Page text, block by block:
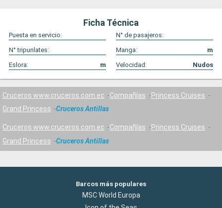
Ficha Técnica
Puesta en servicio:
N° de pasajeros:
N° tripunlates:
Manga:
m
Eslora:
m Velocidad: Nudos
Cruceros www.cruceros.com.ec Compañías
Princess Cruises
Grand Princess
Cruceros Antillas
Cruceros www.cruceros.com.ec Compañías
Princess Cruises
Grand Princess
Cruceros Antillas
Barcos más populares
MSC World Europa